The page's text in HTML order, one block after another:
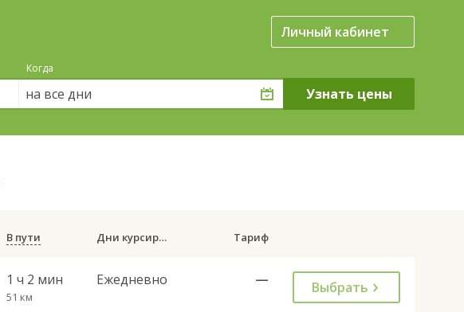
Личный кабинет
Когда
на все дни
В пути Дни курсирования Тариф
1 ч 2 мин
51 км
Ежедневно — Выбрать